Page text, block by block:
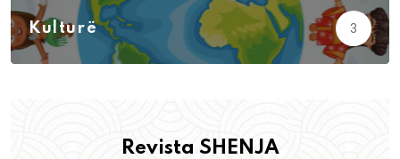
Kulturë 3
Revista SHENJA